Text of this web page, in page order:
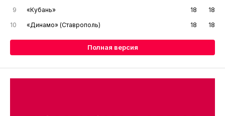
9
«Кубань» 18
18
10
«Динамо» (Ставрополь) 18 18
Полная версия